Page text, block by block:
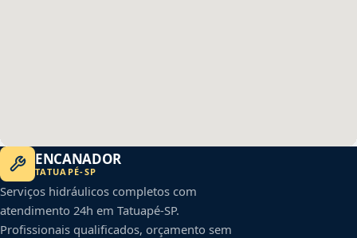
ENCANADOR
TATUAPÉ-SP
Serviços hidráulicos completos com
atendimento 24h em Tatuapé-SP.
Profissionais qualificados, orçamento sem